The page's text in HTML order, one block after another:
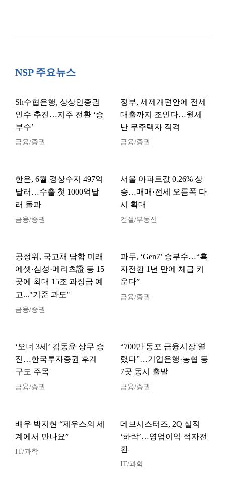
NSP 주요뉴스
Sh수협은행, 상상인증권
인수 추진…지주 전환 ‘승
부수’
금융/증권
정부, 세제개편안에 전세
대출까지 조인다…월세
난 무주택자 직격
금융/증권
한은, 6월 경상수지 497억
달러…수출 첫 1000억달
러 돌파
금융/증권
서울 아파트값 0.26% 상
승…매매·전세 오름폭 다
시 확대
건설/부동산
공정위, 국고채 담합 미래
에셋·삼성·메리츠證 등 15
곳에 최대 15조 과징금 예
고..."기준 과도"
금융/증권
파두, ‘Gen7’ 승부수…“흑
자전환 1년 만에 체급 키
운다”
금융/증권
‘오너 3세’ 김동윤 상무 승
진…한국투자증권 후계
구도 주목
금융/증권
“700만 동포 금융시장 열
렸다”…기업은행·농협 등
7곳 동시 출발
금융/증권
배우 박지현 “제우스의 세
계에서 만나요”
IT/과학
데브시스터즈, 2Q 실적
‘하락’…영업이익 적자전
환
IT/과학